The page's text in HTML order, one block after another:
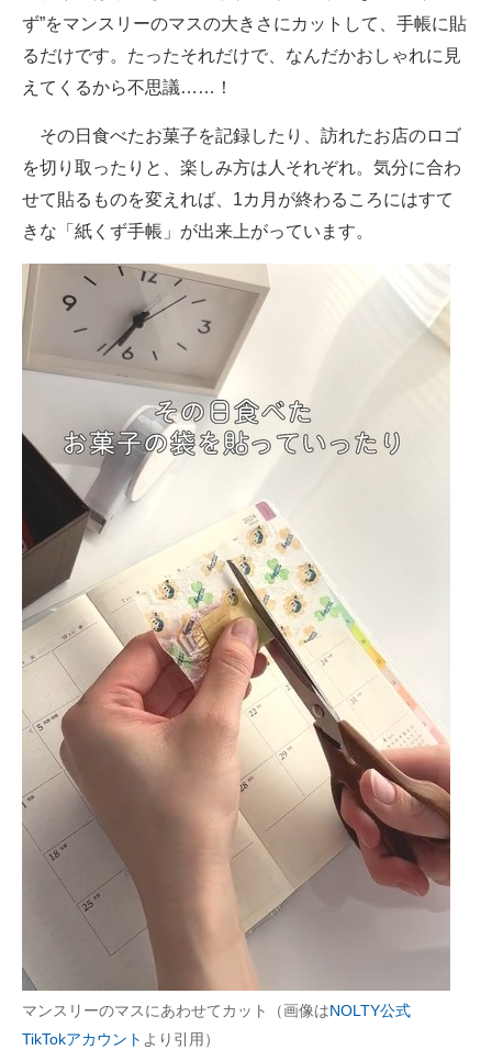
ず”をマンスリーのマスの大きさにカットして、手帳に貼
るだけです。たったそれだけで、なんだかおしゃれに見
えてくるから不思議……！
その日食べたお菓子を記録したり、訪れたお店のロゴ
を切り取ったりと、楽しみ方は人それぞれ。気分に合わ
せて貼るものを変えれば、1カ月が終わるころにはすて
きな「紙くず手帳」が出来上がっています。
マンスリーのマスにあわせてカット（画像はNOLTY公式
TikTokアカウント より引用）